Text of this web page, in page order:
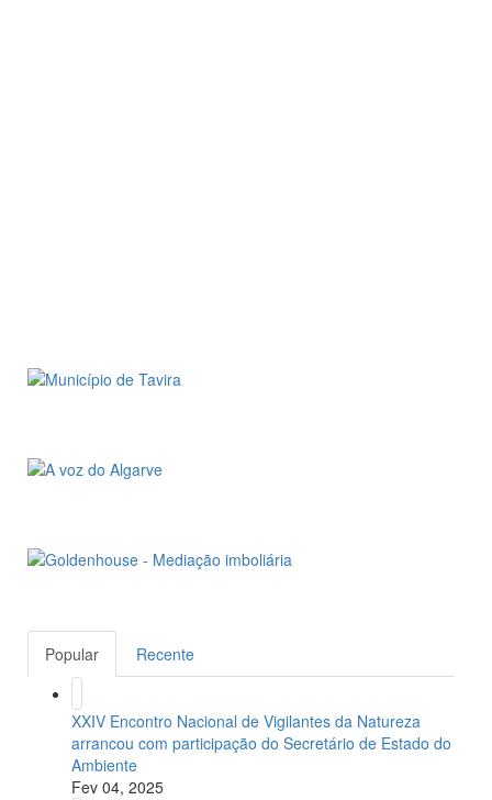
Popular Recente
XXIV Encontro Nacional de Vigilantes da Natureza
arrancou com participação do Secretário de Estado do
Ambiente
Fev 04, 2025